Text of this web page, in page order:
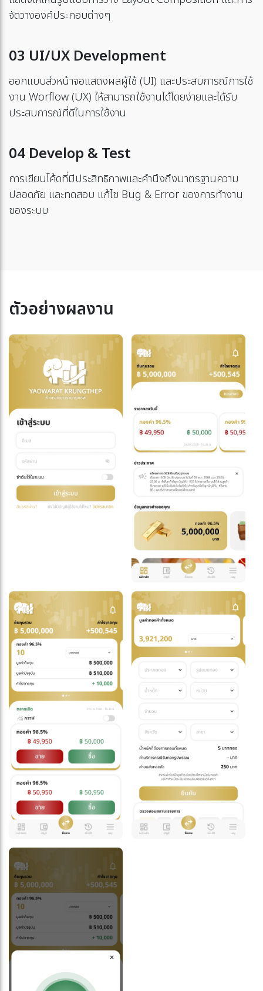
จัดวางองค์ประกอบต่างๆ
03 UI/UX Development
ออกแบบส่วหน้าจอแสดงผลผู้ใช้ (UI) และประสบการณ์การใช้
งาน Worflow (UX) ให้สามารถใช้งานได้โดยง่ายและได้รับ
ประสบการณ์ที่ดีในการใช้งาน
04 Develop & Test
การเขียนโค้ดที่มีประสิทธิภาพและคำนึงถึงมาตรฐานความ
ปลอดภัย และทดสอบ แก้ไข Bug & Error ของการทำงาน
ของระบบ
ตัวอย่างผลงาน